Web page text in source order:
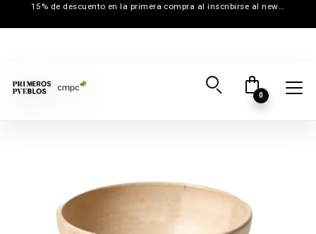
15% de descuento en la primera compra al inscribirse al newsletter
0